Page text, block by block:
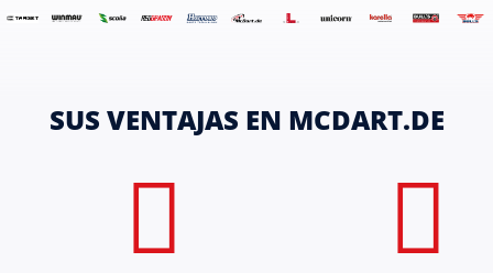
SUS VENTAJAS EN MCDART.DE